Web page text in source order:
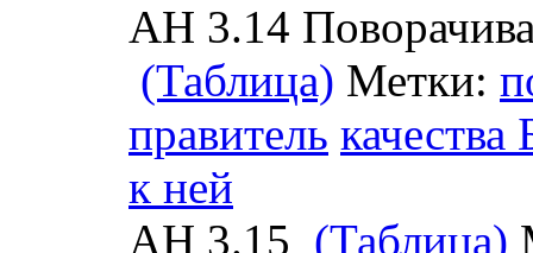
АН 3.14
(Таблица) Метки:
правитель качества
к ней
АН 3.15 (Таблица)